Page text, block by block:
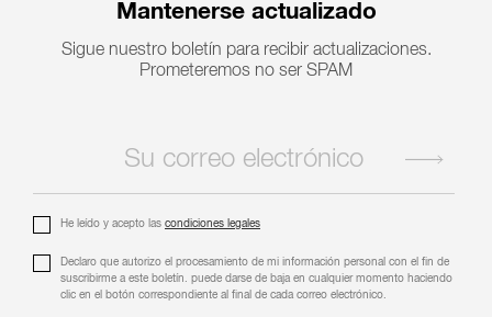
Mantenerse actualizado
Sigue nuestro boletín para recibir actualizaciones.
Prometeremos no ser SPAM
He leído y acepto las condiciones legales
Declaro que autorizo ​​el procesamiento de mi información personal con el fin de
suscribirme a este boletín. puede darse de baja en cualquier momento haciendo
clic en el botón correspondiente al final de cada correo electrónico.